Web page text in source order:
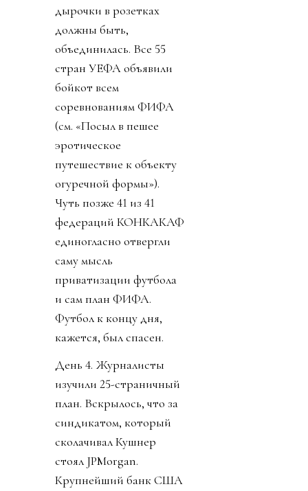
дырочки в розетках
должны быть,
объединилась. Все 55
стран УЕФА объявили
бойкот всем
соревнованиям ФИФА
(см. «Посыл в пешее
эротическое
путешествие к объекту
огуречной формы»).
Чуть позже 41 из 41
федераций КОНКАКАФ
единогласно отвергли
саму мысль
приватизации футбола
и сам план ФИФА.
Футбол к концу дня,
кажется, был спасен.
День 4. Журналисты
изучили 25-страничный
план. Вскрылось, что за
синдикатом, который
сколачивал Кушнер
стоял JPMorgan.
Крупнейший банк США